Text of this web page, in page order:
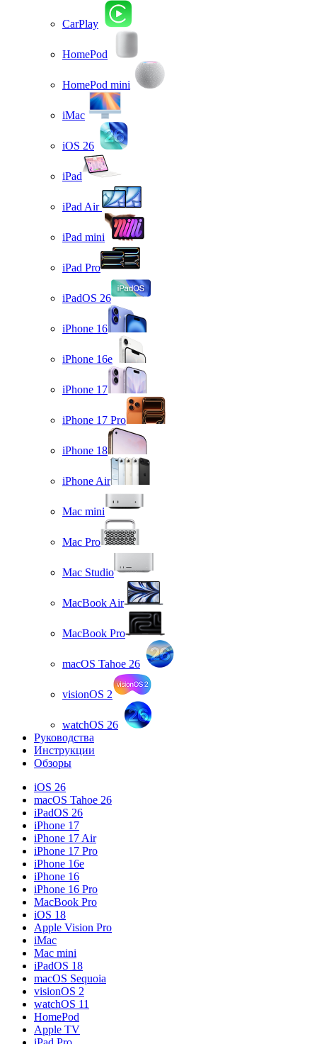
CarPlay
HomePod
HomePod mini
iMac
iOS 26
iPad
iPad Air
iPad mini
iPad Pro
iPadOS 26
iPhone 16
iPhone 16e
iPhone 17
iPhone 17 Pro
iPhone 18
iPhone Air
Mac mini
Mac Pro
Mac Studio
MacBook Air
MacBook Pro
macOS Tahoe 26
visionOS 2
watchOS 26
Руководства
Инструкции
Обзоры
iOS 26
macOS Tahoe 26
iPadOS 26
iPhone 17
iPhone 17 Air
iPhone 17 Pro
iPhone 16e
iPhone 16
iPhone 16 Pro
MacBook Pro
iOS 18
Apple Vision Pro
iMac
Mac mini
iPadOS 18
macOS Sequoia
visionOS 2
watchOS 11
HomePod
Apple TV